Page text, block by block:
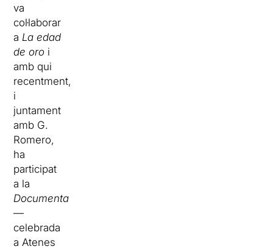
va
col·laborar
a La edad
de oro i
amb qui
recentment,
i
juntament
amb G.
Romero,
ha
participat
a la
Documenta
—
celebrada
a Atenes